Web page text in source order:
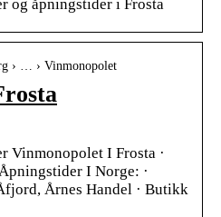
og åpningstider i Frosta
› … › Vinmonopolet
Vinmonopolet I Frosta ·
I Norge: ·
Årnes Handel · Butikk